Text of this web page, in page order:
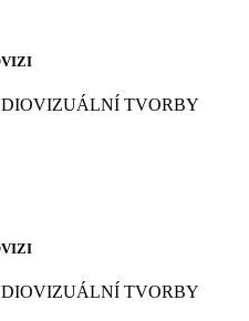
TVORBY
TVORBY